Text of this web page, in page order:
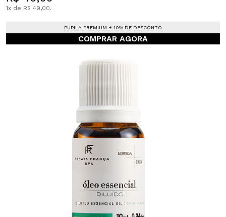
1x de R$ 49,00.
PUPILA PREMIUM + 10% DE DESCONTO
COMPRAR AGORA